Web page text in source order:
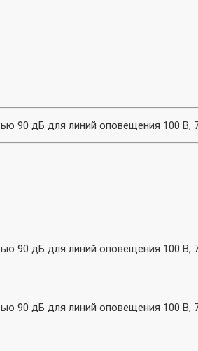
90 дБ для линий оповещения 100 В,
90 дБ для линий оповещения 100 В,
90 дБ для линий оповещения 100 В,